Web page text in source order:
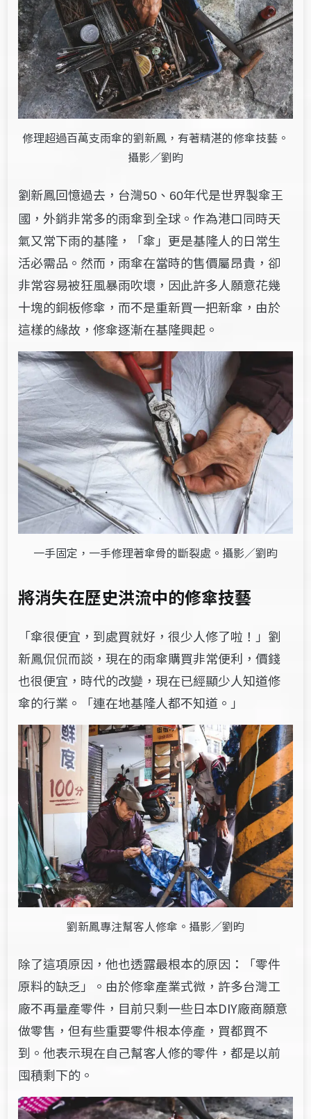
修理超過百萬支雨傘的劉新鳳，有著精湛的修傘技藝。
攝影／劉昀
劉新鳳回憶過去，台灣50、60年代是世界製傘王
國，外銷非常多的雨傘到全球。作為港口同時天
氣又常下雨的基隆，「傘」更是基隆人的日常生
活必需品。然而，雨傘在當時的售價屬昂貴，卻
非常容易被狂風暴雨吹壞，因此許多人願意花幾
十塊的銅板修傘，而不是重新買一把新傘，由於
這樣的緣故，修傘逐漸在基隆興起。
一手固定，一手修理著傘骨的斷裂處。攝影／劉昀
將消失在歷史洪流中的修傘技藝
「傘很便宜，到處買就好，很少人修了啦！」劉
新鳳侃侃而談，現在的雨傘購買非常便利，價錢
也很便宜，時代的改變，現在已經顯少人知道修
傘的行業。「連在地基隆人都不知道。」
劉新鳳專注幫客人修傘。攝影／劉昀
除了這項原因，他也透露最根本的原因：「零件
原料的缺乏」。由於修傘產業式微，許多台灣工
廠不再量產零件，目前只剩一些日本DIY廠商願意
做零售，但有些重要零件根本停產，買都買不
到。他表示現在自己幫客人修的零件，都是以前
囤積剩下的。